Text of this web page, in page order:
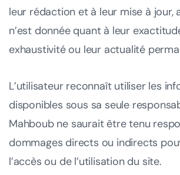
leur rédaction et à leur mise à jour,
n’est donnée quant à leur
exhaustivité ou leur actualité
L’utilisateur reconnaît utiliser les
disponibles sous sa seule
Mahboub ne saurait être tenu
dommages directs ou indirects
l’accès ou de l’utilisation du site.